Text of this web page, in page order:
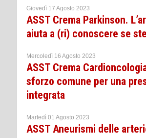
Giovedì 17 Agosto 2023
ASST Crema Parkinson.
aiuta a (ri) conoscere se
Mercoledì 16 Agosto 2023
ASST Crema
sforzo comune per una
integrata
Martedì 01 Agosto 2023
ASST Aneurismi delle